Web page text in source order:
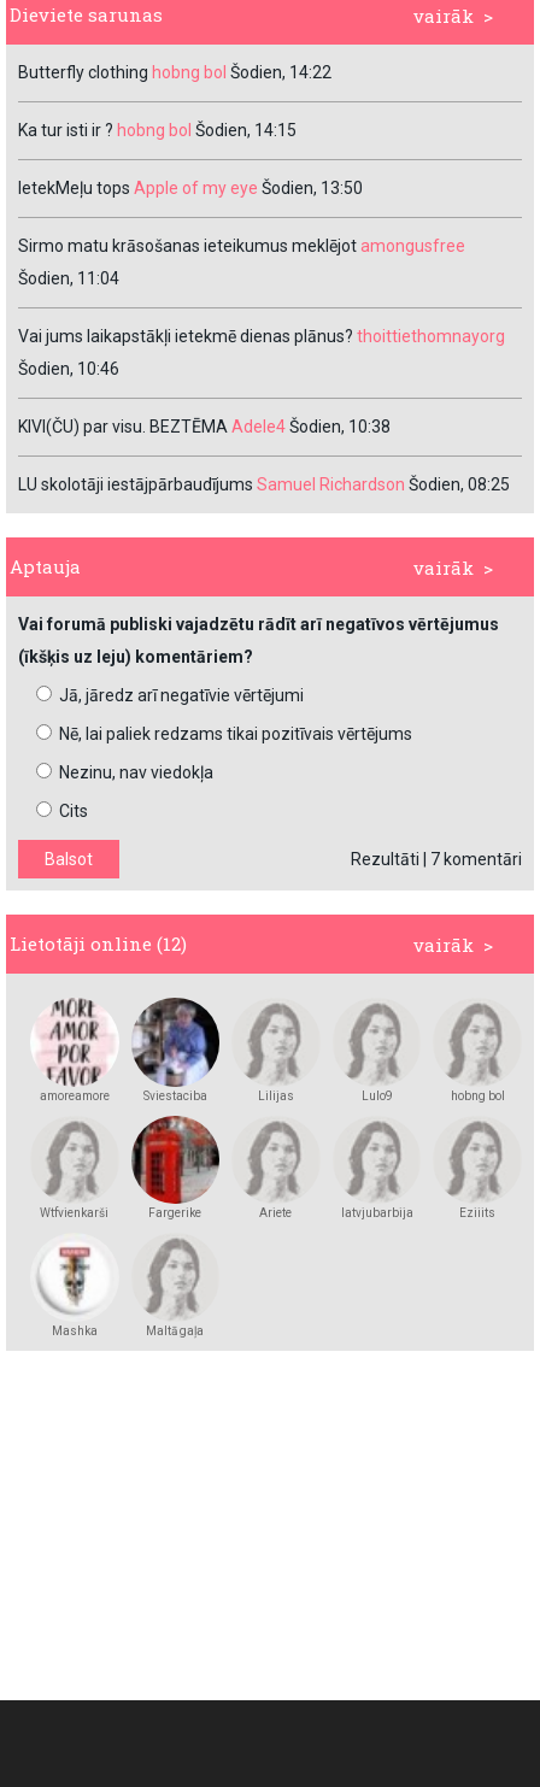
vairāk >
Dieviete sarunas
Butterfly clothing hobng bol Šodien, 14:22
Ka tur isti ir ? hobng bol Šodien, 14:15
IetekMeļu tops Apple of my eye Šodien, 13:50
Sirmo matu krāsošanas ieteikumus meklējot amongusfree
Šodien, 11:04
Vai jums laikapstākļi ietekmē dienas plānus? thoittiethomnayorg
Šodien, 10:46
KIVI(ČU) par visu. BEZTĒMAAdele4Šodien, 10:38
LU skolotāji iestājpārbaudījums Samuel Richardson Šodien, 08:25
vairāk >
Aptauja
Vai forumā publiski vajadzētu rādīt arī negatīvos vērtējumus
(īkšķis uz leju) komentāriem?
Jā, jāredz arī negatīvie vērtējumi
Nē, lai paliek redzams tikai pozitīvais vērtējums
Nezinu, nav viedokļa
Cits
Rezultāti 7 komentāri
vairāk >
Lietotāji online (12)
amoreamore Sviestaciba Lilijas Lulo9 hobng bol
Wtfvienkarši Fargerike Ariete latvjubarbija Eziiits
Mashka
Maltā gaļa